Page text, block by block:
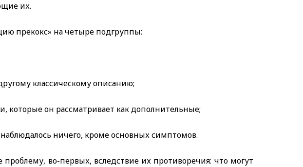
их.
прекокс» на четыре подгруппы:
классическому описанию;
которые он рассматривает как дополнительные;
ничего, кроме основных симптомов.
во-первых, вследствие их противоречия: что могут